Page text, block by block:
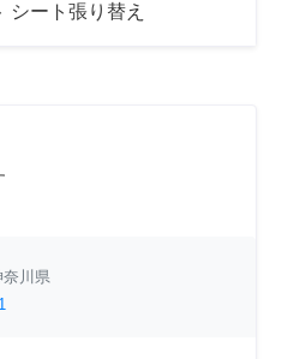
シート張り替え
奈川県
1